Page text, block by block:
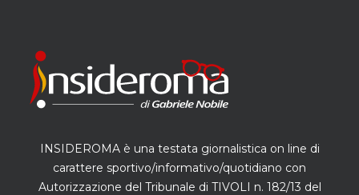
INSIDEROMA è una testata giornalistica on line di
carattere sportivo/informativo/quotidiano con
Autorizzazione del Tribunale di TIVOLI n. 182/13 del